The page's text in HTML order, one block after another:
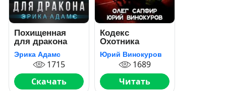
Похищенная
для дракона
Эрика Адамс
1715
Скачать
Кодекс
Охотника
Юрий Винокуров
1689
Читать